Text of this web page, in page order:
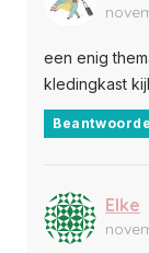
een enig
kledingkast
Elke